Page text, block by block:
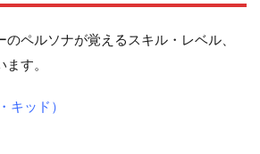
ペルソナが覚えるスキル・レベル、
す。
キッド）